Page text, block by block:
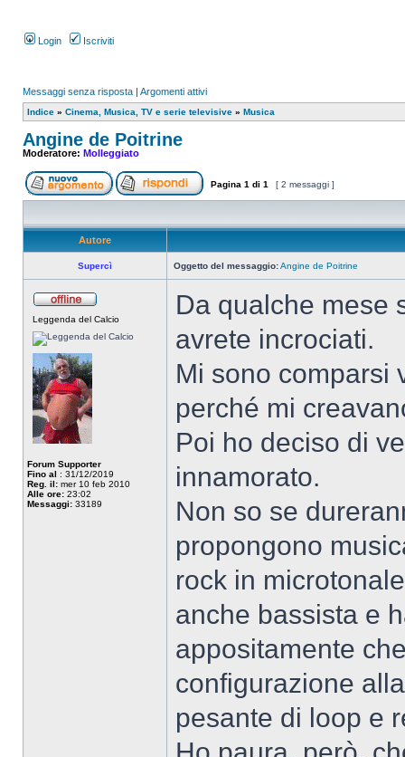
Login Iscriviti
Messaggi senza risposta | Argomenti attivi
Indice » Cinema, Musica, TV e serie televisive » Musica
Angine de Poitrine
Moderatore: Molleggiato
Pagina 1 di 1 [ 2 messaggi ]
Autore
Supercì Oggetto del messaggio:Angine de Poitrine
Leggenda del Calcio
Forum Supporter
Fino al : 31/12/2019
Reg. il: mer 10 feb 2010
Alle ore: 23:02
Messaggi: 33189
Da qualche mese
avrete incrociati.
Mi sono comparsi
perché mi
Poi ho deciso di
innamorato.
Non so se
propongono
rock in
anche bassista e
appositamente
configurazione
pesante di loop e